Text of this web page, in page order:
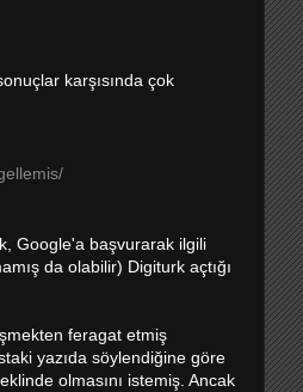
karşısında çok
Google'a başvurarak ilgili
da olabilir) Digiturk açtığı
feragat etmiş
yazıda söylendiğine göre
olmasını istemiş. Ancak